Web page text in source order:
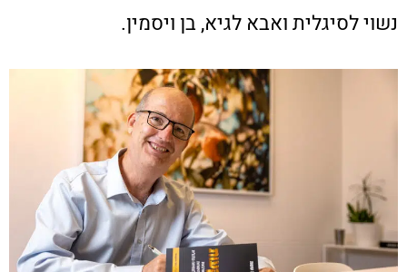
נשוי לסיגלית ואבא לגיא, בן ויסמין.